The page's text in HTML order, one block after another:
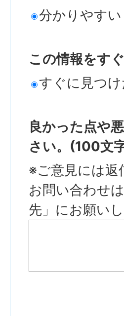
分かりやすい
この情報をす
すぐに見つけ
良かった点や
さい。(100文
※ご意見には返
お問い合わせ
先」にお願いし